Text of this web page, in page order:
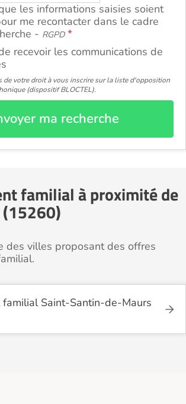
les informations saisies soient
me recontacter dans le cadre
- RGPD
recevoir les communications de
de votre droit à vous inscrire sur la liste d'opposition
(dispositif BLOCTEL).
ma recherche
familial à proximité de
des villes proposant des offres
Saint-Santin-de-Maurs